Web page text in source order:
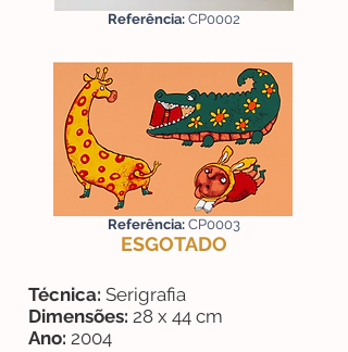
Referência: CP0002
Referência: CP0003
ESGOTADO
Técnica: Serigrafia
Dimensões: 28 x 44 cm
Ano: 2004